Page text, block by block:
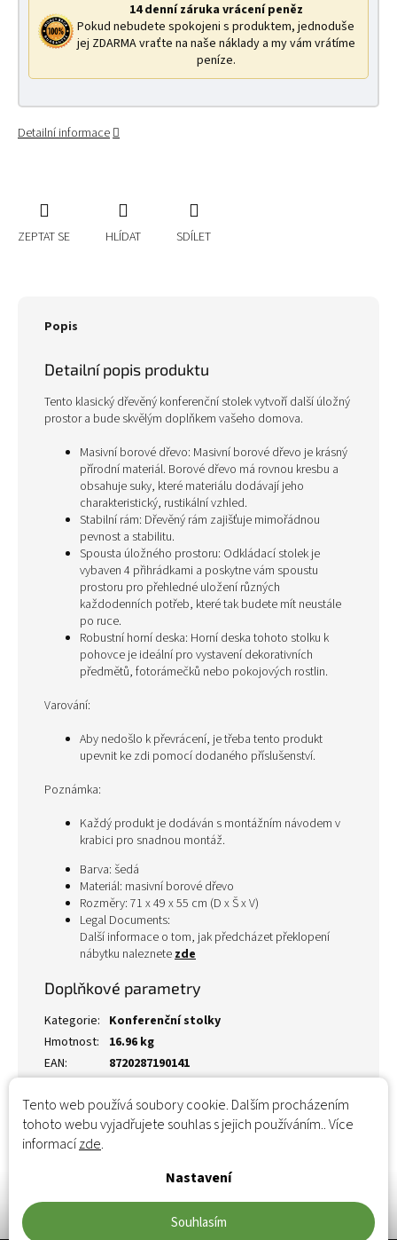
Tento web používá soubory cookie. Dalším procházením
tohoto webu vyjadřujete souhlas s jejich používáním.. Více
informacízde.
Nastavení
Souhlasím
14 denní záruka vrácení peněz
Pokud nebudete spokojeni s produktem, jednoduše
jej ZDARMA vraťte na naše náklady a my vám vrátíme
peníze.
Detailní informace
ZEPTAT SE HLÍDAT SDÍLET
Popis
Detailní popis produktu
Tento klasický dřevěný konferenční stolek vytvoří další úložný
prostor a bude skvělým doplňkem vašeho domova.
Masivní borové dřevo: Masivní borové dřevo je krásný
přírodní materiál. Borové dřevo má rovnou kresbu a
obsahuje suky, které materiálu dodávají jeho
charakteristický, rustikální vzhled.
Stabilní rám: Dřevěný rám zajišťuje mimořádnou
pevnost a stabilitu.
Spousta úložného prostoru: Odkládací stolek je
vybaven 4 přihrádkami a poskytne vám spoustu
prostoru pro přehledné uložení různých
každodenních potřeb, které tak budete mít neustále
po ruce.
Robustní horní deska: Horní deska tohoto stolku k
pohovce je ideální pro vystavení dekorativních
předmětů, fotorámečků nebo pokojových rostlin.
Varování:
Aby nedošlo k převrácení, je třeba tento produkt
upevnit ke zdi pomocí dodaného příslušenství.
Poznámka:
Každý produkt je dodáván s montážním návodem v
krabici pro snadnou montáž.
Barva: šedá
Materiál: masivní borové dřevo
Rozměry: 71 x 49 x 55 cm (D x Š x V)
Legal Documents:
Další informace o tom, jak předcházet překlopení
nábytku naleznetezde
Doplňkové parametry
Kategorie: Konferenční stolky
Hmotnost:
16.96 kg
EAN: 8720287190141